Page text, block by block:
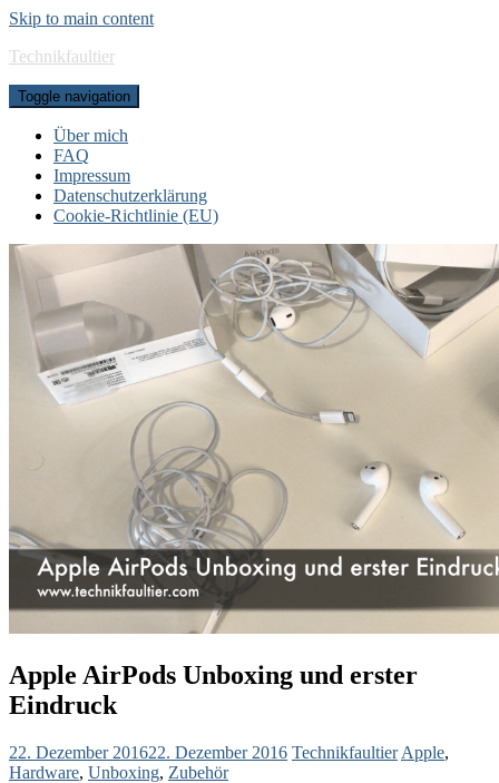
Skip to main content
Technikfaultier
Toggle navigation
Über mich
FAQ
Impressum
Datenschutzerklärung
Cookie-Richtlinie (EU)
Apple AirPods Unboxing und erster
Eindruck
22. Dezember 201622. Dezember 2016 Technikfaultier Apple,
Hardware, Unboxing, Zubehör